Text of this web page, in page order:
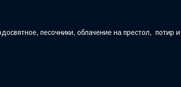
песочники, облачение на престол, потир